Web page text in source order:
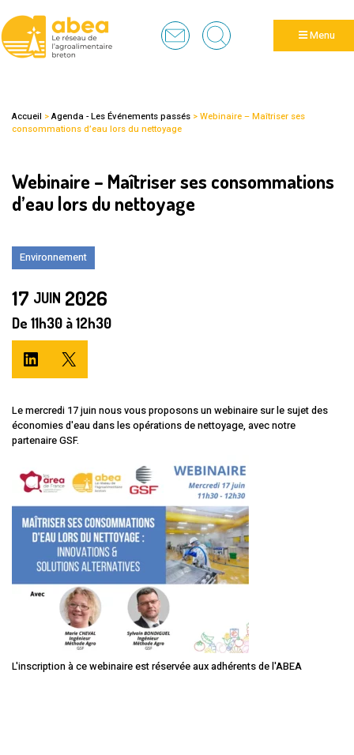
Menu
Accueil >Agenda - Les Événements passés >Webinaire – Maîtriser ses
consommations d’eau lors du nettoyage
Webinaire – Maîtriser ses consommations
d’eau lors du nettoyage
Environnement
17 JUIN 2026
De 11h30 à12h30
Le mercredi 17 juin nous vous proposons un webinaire sur le sujet des
économies d'eau dans les opérations de nettoyage, avec notre
partenaire GSF.
L'inscription à ce webinaire est réservée aux adhérents de l'ABEA